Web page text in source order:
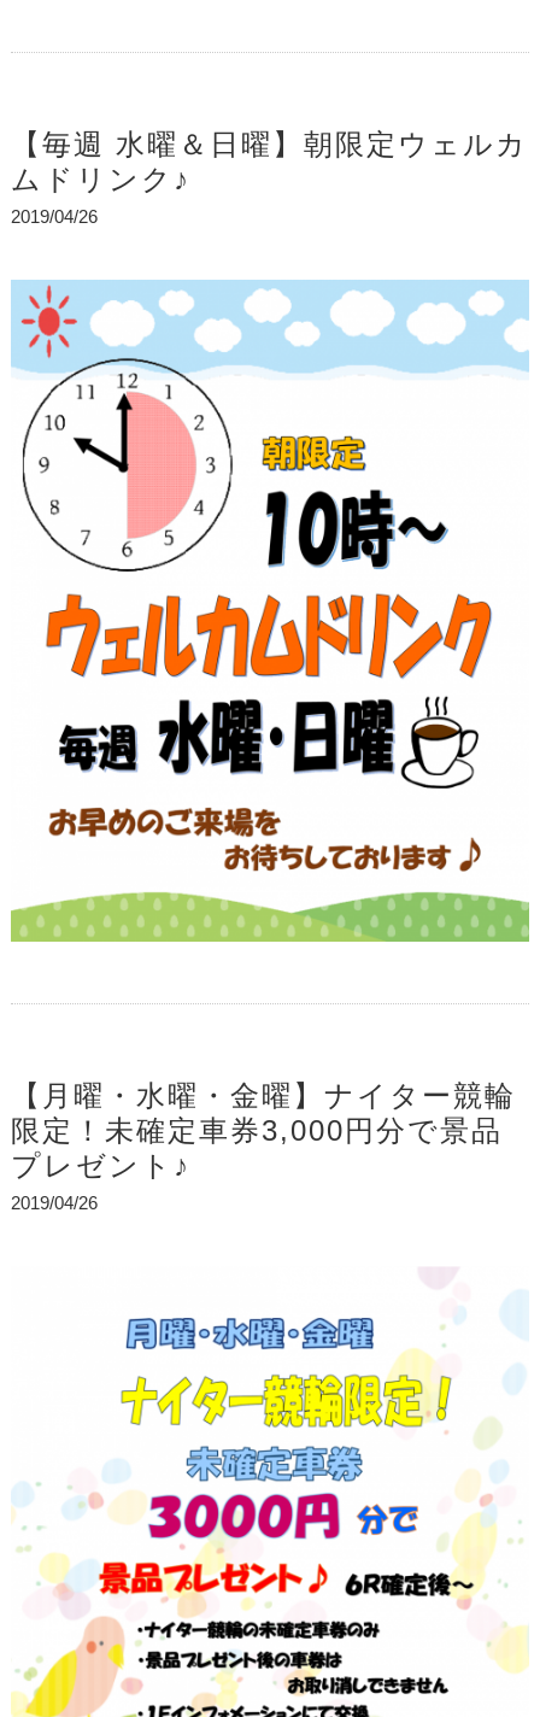
【毎週 水曜＆日曜】朝限定ウェルカ
ムドリンク♪
2019/04/26
【月曜・水曜・金曜】ナイター競輪
限定！未確定車券3,000円分で景品
プレゼント♪
2019/04/26